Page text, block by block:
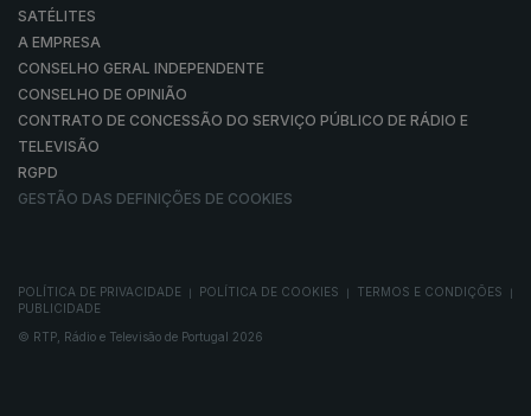
SATÉLITES
A EMPRESA
CONSELHO GERAL INDEPENDENTE
CONSELHO DE OPINIÃO
CONTRATO DE CONCESSÃO DO SERVIÇO PÚBLICO DE RÁDIO E
TELEVISÃO
RGPD
GESTÃO DAS DEFINIÇÕES DE COOKIES
POLÍTICA DE PRIVACIDADE POLÍTICA DE COOKIES TERMOS E CONDIÇÕES
PUBLICIDADE
© RTP, Rádio e Televisão de Portugal 2026